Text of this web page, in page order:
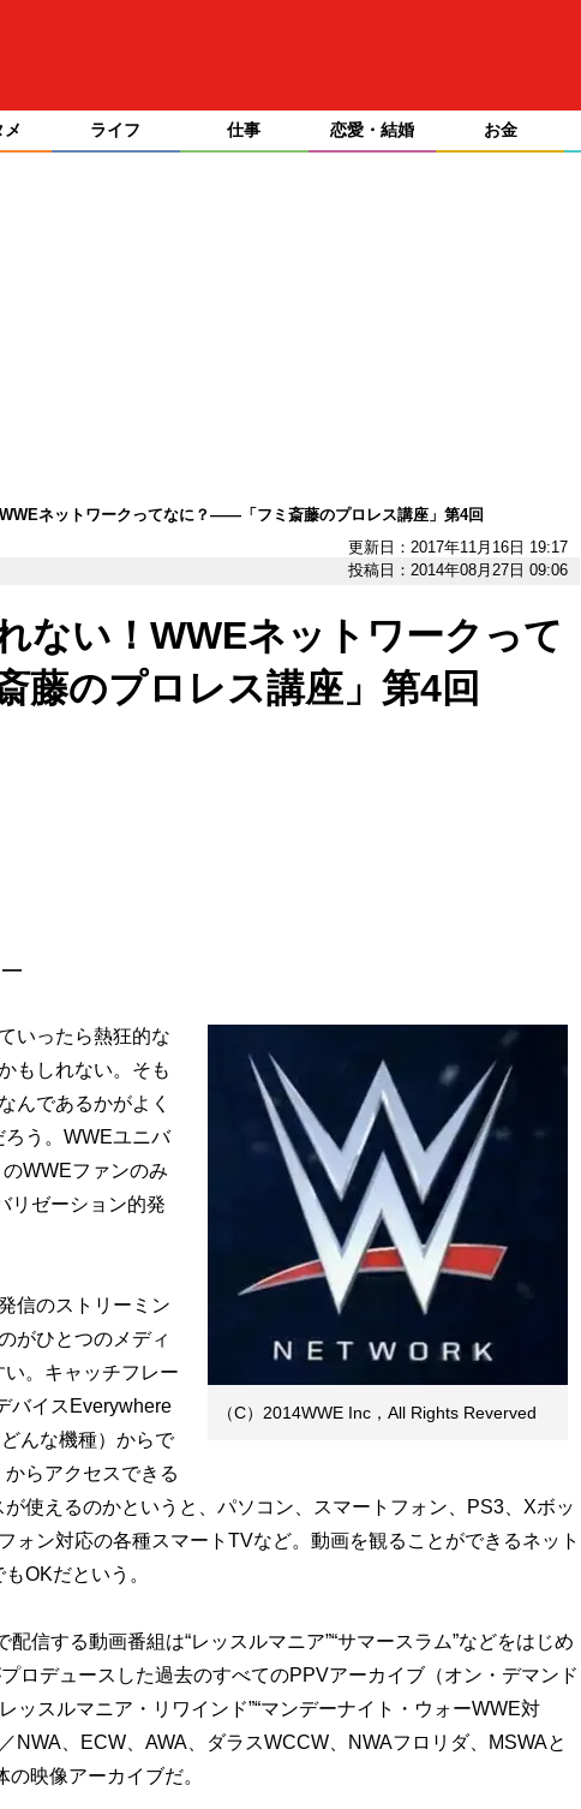
メ ライフ 仕事 恋愛・結婚 お金
ネットワークってなに？――「フミ斎藤のプロレス講座」第4回
更新日：2017年11月16日 19:17
投稿日：2014年08月27日 09:06
ない！WWEネットワークって
のプロレス講座」第4回
―
（C）2014WWE Inc，All Rights Reverved
いったら熱狂的な
もしれない。そも
んであるかがよく
う。WWEユニバ
WWEファンのみ
リゼーション的発
信のストリーミン
がひとつのメディ
。キャッチフレー
バイスEverywhere
んな機種）からで
らアクセスできる
使えるのかというと、パソコン、スマートフォン、PS3、Xボッ
ォン対応の各種スマートTVなど。動画を観ることができるネット
OKだという。
信する動画番組は“レッスルマニア”“サマースラム”などをはじめ
ロデュースした過去のすべてのPPVアーカイブ（オン・デマンド
ッスルマニア・リワインド”“マンデーナイト・ウォーWWE対
NWA、ECW、AWA、ダラスWCCW、NWAフロリダ、MSWAと
映像アーカイブだ。